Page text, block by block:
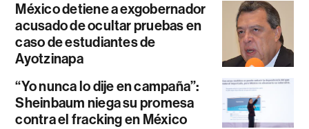
México detiene a exgobernador
acusado de ocultar pruebas en
caso de estudiantes de
Ayotzinapa
“Yo nunca lo dije en campaña”:
Sheinbaum niega su promesa
contra el fracking en México